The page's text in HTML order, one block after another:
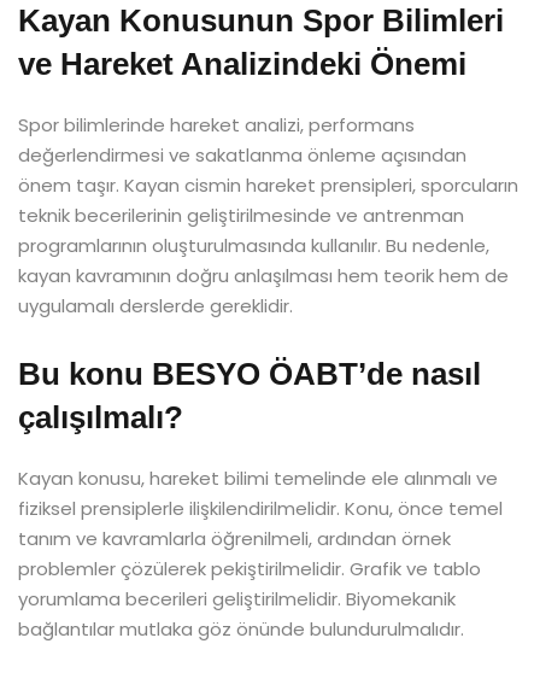
Kayan Konusunun Spor Bilimleri
ve Hareket Analizindeki Önemi
Spor bilimlerinde hareket analizi, performans
değerlendirmesi ve sakatlanma önleme açısından
önem taşır. Kayan cismin hareket prensipleri, sporcuların
teknik becerilerinin geliştirilmesinde ve antrenman
programlarının oluşturulmasında kullanılır. Bu nedenle,
kayan kavramının doğru anlaşılması hem teorik hem de
uygulamalı derslerde gereklidir.
Bu konu BESYO ÖABT’de nasıl
çalışılmalı?
Kayan konusu, hareket bilimi temelinde ele alınmalı ve
fiziksel prensiplerle ilişkilendirilmelidir. Konu, önce temel
tanım ve kavramlarla öğrenilmeli, ardından örnek
problemler çözülerek pekiştirilmelidir. Grafik ve tablo
yorumlama becerileri geliştirilmelidir. Biyomekanik
bağlantılar mutlaka göz önünde bulundurulmalıdır.